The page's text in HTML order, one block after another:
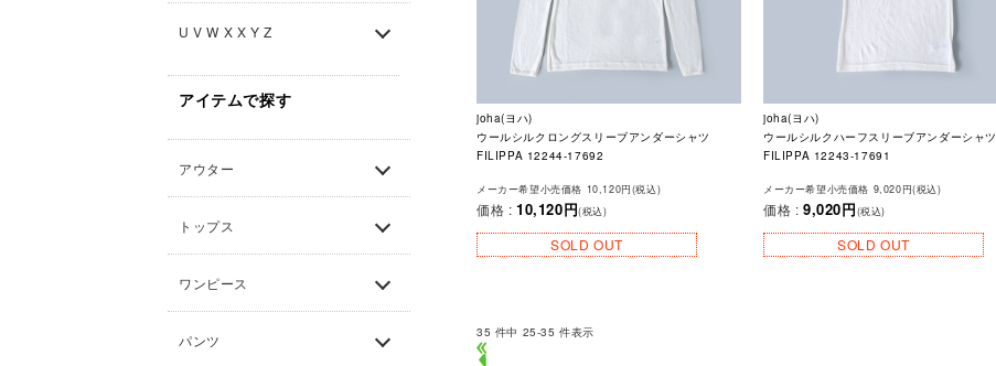
U V W X X Y Z
アイテムで探す
アウター
トップス
ワンピース
パンツ
joha(ヨハ)
ウールシルクロングスリーブアンダーシャツ
FILIPPA 12244-17692
メーカー希望小売価格 10,120円(税込)
価格 : 10,120円(税込)
SOLD OUT
joha(ヨハ)
ウールシルクハーフスリーブアンダーシャツ
FILIPPA 12243-17691
メーカー希望小売価格 9,020円(税込)
価格 : 9,020円(税込)
SOLD OUT
35 件中 25-35 件表示